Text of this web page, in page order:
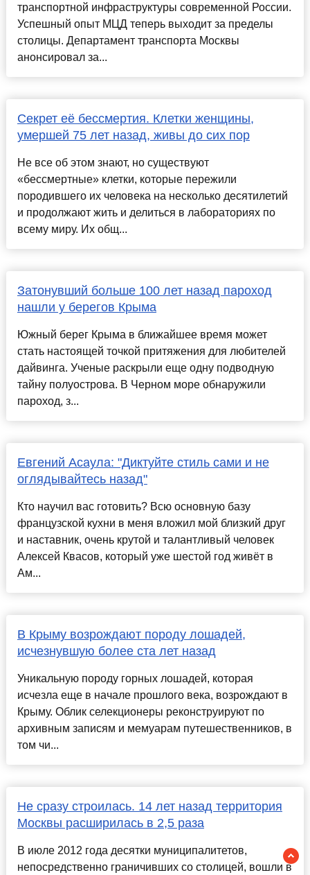
транспортной инфраструктуры современной России.
Успешный опыт МЦД теперь выходит за пределы
столицы. Департамент транспорта Москвы
анонсировал за...
Секрет её бессмертия. Клетки женщины,
умершей 75 лет назад, живы до сих пор
Не все об этом знают, но существуют
«бессмертные» клетки, которые пережили
породившего их человека на несколько десятилетий
и продолжают жить и делиться в лабораториях по
всему миру. Их общ...
Затонувший больше 100 лет назад пароход
нашли у берегов Крыма
Южный берег Крыма в ближайшее время может
стать настоящей точкой притяжения для любителей
дайвинга. Ученые раскрыли еще одну подводную
тайну полуострова. В Черном море обнаружили
пароход, з...
Евгений Асаула: "Диктуйте стиль сами и не
оглядывайтесь назад"
Кто научил вас готовить? Всю основную базу
французской кухни в меня вложил мой близкий друг
и наставник, очень крутой и талантливый человек
Алексей Квасов, который уже шестой год живёт в
Ам...
В Крыму возрождают породу лошадей,
исчезнувшую более ста лет назад
Уникальную породу горных лошадей, которая
исчезла еще в начале прошлого века, возрождают в
Крыму. Облик селекционеры реконструируют по
архивным записям и мемуарам путешественников, в
том чи...
Не сразу строилась. 14 лет назад территория
Москвы расширилась в 2,5 раза
В июле 2012 года десятки муниципалитетов,
непосредственно граничивших со столицей, вошли в